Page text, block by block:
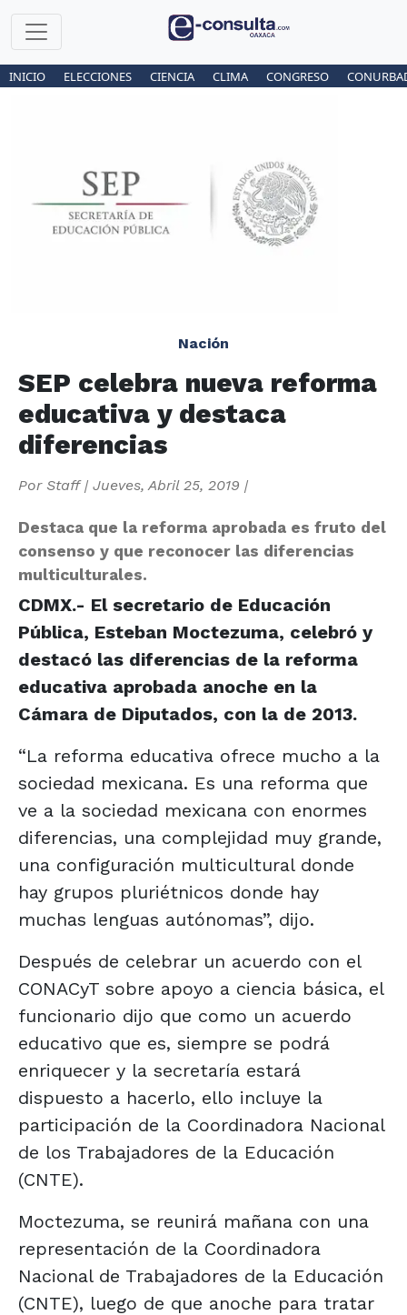
INICIO ELECCIONES CIENCIA CLIMA CONGRESO
Nación
SEP celebra nueva reforma
educativa y destaca
diferencias
Por Staff| Jueves, Abril 25, 2019 |
Destaca que la reforma aprobada es fruto del
consenso y que reconocer las diferencias
multiculturales.
CDMX.- El secretario de Educación
Pública, Esteban Moctezuma, celebró y
destacó las diferencias de la reforma
educativa aprobada anoche en la
Cámara de Diputados, con la de 2013.
“La reforma educativa ofrece mucho a la
sociedad mexicana. Es una reforma que
ve a la sociedad mexicana con enormes
diferencias, una complejidad muy grande,
una configuración multicultural donde
hay grupos pluriétnicos donde hay
muchas lenguas autónomas”, dijo.
Después de celebrar un acuerdo con el
CONACyT sobre apoyo a ciencia básica, el
funcionario dijo que como un acuerdo
educativo que es, siempre se podrá
enriquecer y la secretaría estará
dispuesto a hacerlo, ello incluye la
participación de la Coordinadora Nacional
de los Trabajadores de la Educación
(CNTE).
Moctezuma, se reunirá mañana con una
representación de la Coordinadora
Nacional de Trabajadores de la Educación
(CNTE), luego de que anoche para tratar